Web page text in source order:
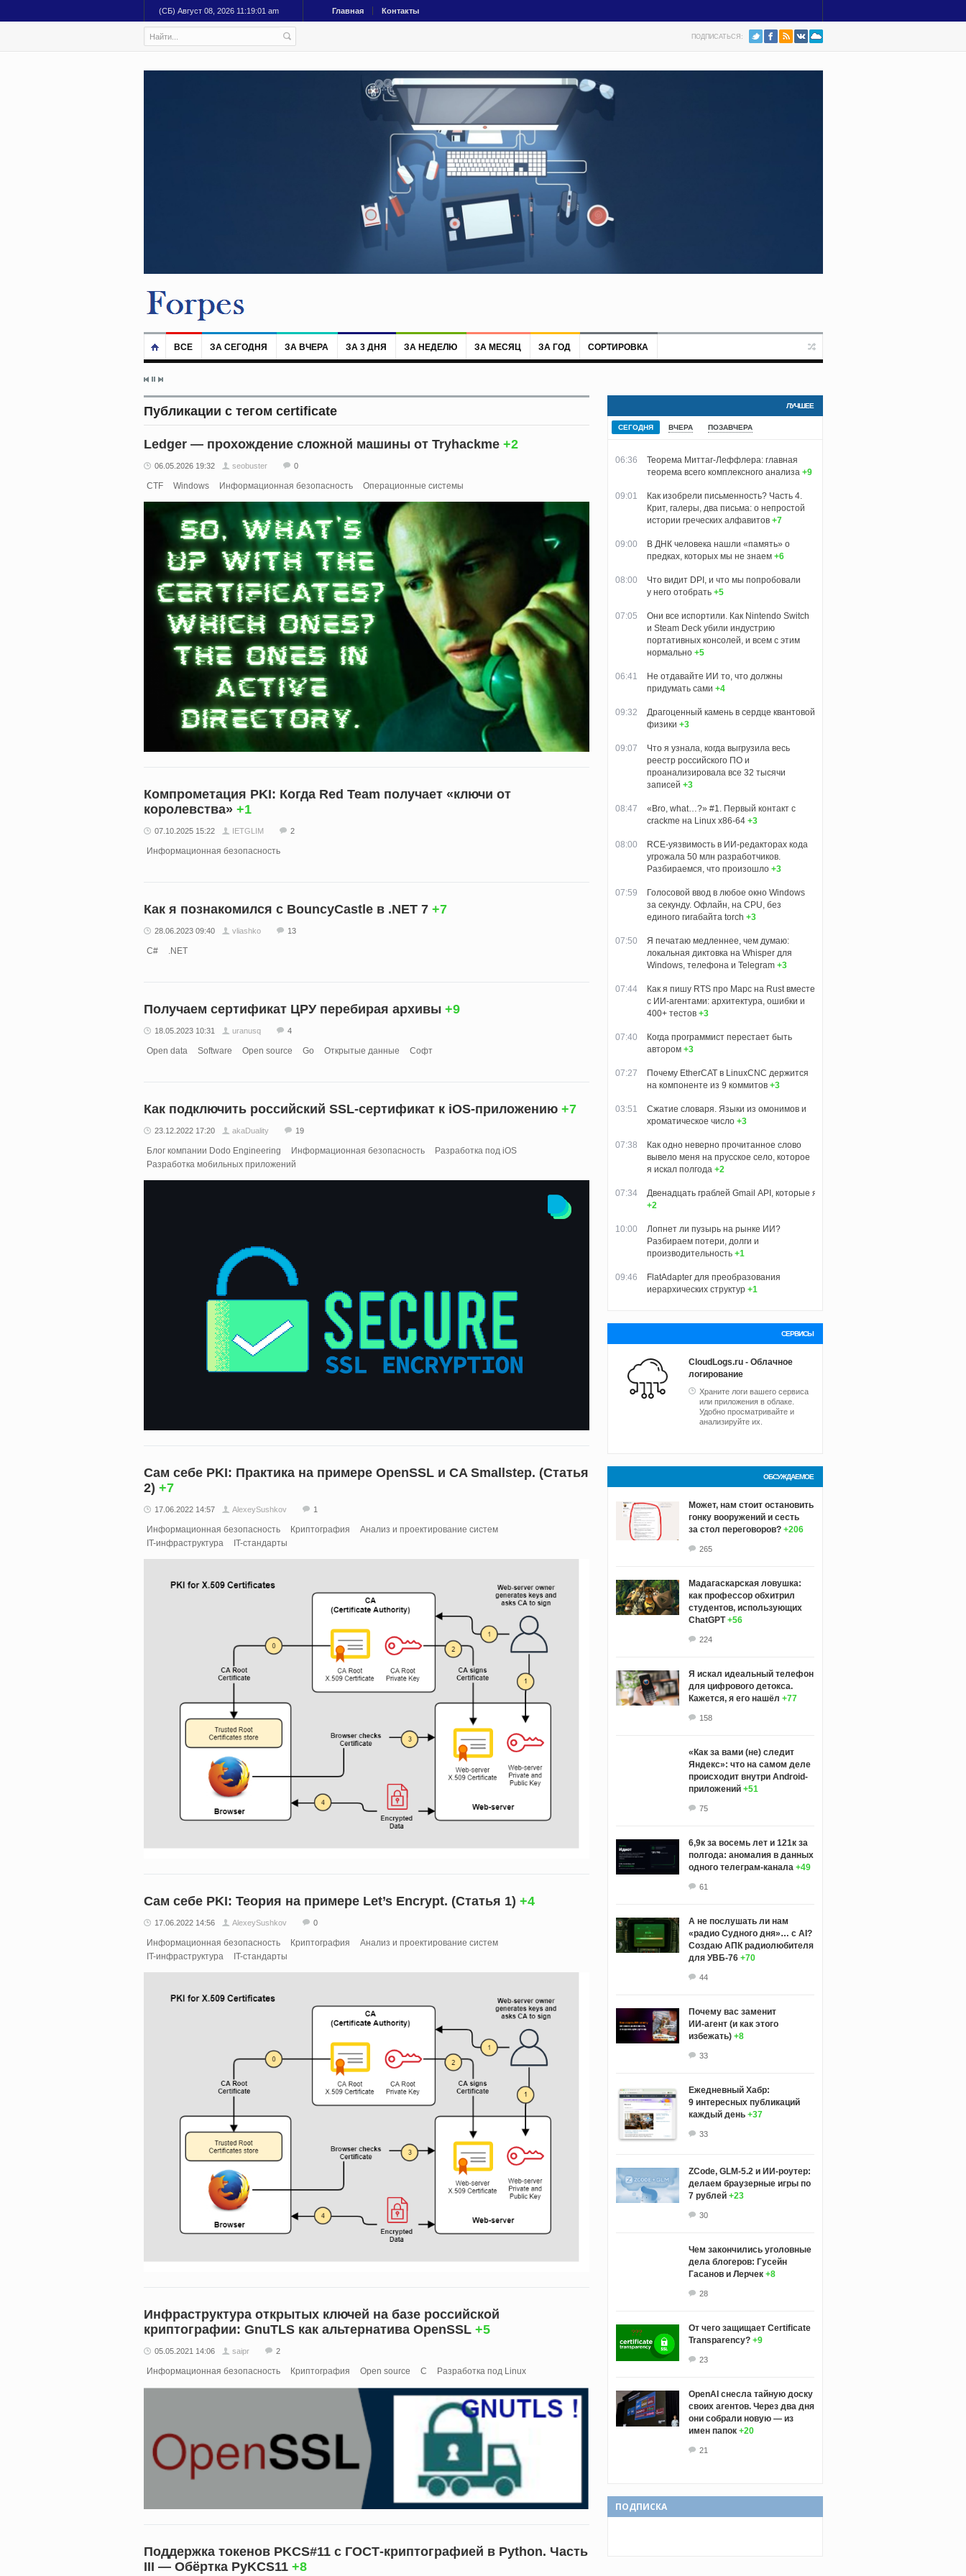
(СБ) Август 08, 2026 11:19:02 am Главная Контакты
ПОДПИСАТЬСЯ:
ВСЕ ЗА СЕГОДНЯ ЗА ВЧЕРА ЗА 3 ДНЯ ЗА НЕДЕЛЮ ЗА МЕСЯЦ ЗА ГОД СОРТИРОВКА
Публикации с тегом certificate
Ledger — прохождение сложной машины от Tryhackme +2
06.05.2026 19:32 seobuster 0
CTF Windows Информационная безопасность Операционные системы
Компрометация PKI: Когда Red Team получает «ключи от
королевства» +1
07.10.2025 15:22 IETGLIM 2
Информационная безопасность
Как я познакомился с BouncyCastle в .NET 7 +7
28.06.2023 09:40 vliashko 13
C# .NET
Получаем сертификат ЦРУ перебирая архивы +9
18.05.2023 10:31 uranusq 4
Open data Software Open source Go Открытые данные Софт
Как подключить российский SSL-сертификат к iOS-приложению +7
23.12.2022 17:20 akaDuality 19
Блог компании Dodo Engineering Информационная безопасность
Разработка под iOS
Разработка мобильных приложений
Сам себе PKI: Практика на примере OpenSSL и CA Smallstep. (Статья
2) +7
17.06.2022 14:57 AlexeySushkov 1
Информационная безопасность Криптография
Анализ и проектирование систем
IT-инфраструктура
IT-стандарты
Сам себе PKI: Теория на примере Let’s Encrypt. (Статья 1) +4
17.06.2022 14:56 AlexeySushkov 0
Информационная безопасность Криптография
Анализ и проектирование систем
IT-инфраструктура
IT-стандарты
Инфраструктура открытых ключей на базе российской
криптографии: GnuTLS как альтернатива OpenSSL +5
05.05.2021 14:06 saipr 2
Информационная безопасность Криптография Open source C Разработка под Linux
Поддержка токенов PKCS#11 с ГОСТ-криптографией в Python. Часть
III — Обёртка PyKCS11 +8
ЛУЧШЕЕ
СЕГОДНЯ ВЧЕРА ПОЗАВЧЕРА
06:36
Теорема Миттаг-Леффлера: главная
теорема всего комплексного анализа +9
09:01
Как изобрели письменность? Часть 4.
Крит, галеры, два письма: о непростой
истории греческих алфавитов +7
09:00
В ДНК человека нашли «память» о
предках, которых мы не знаем +6
08:00
Что видит DPI, и что мы попробовали
у него отобрать +5
07:05
Они все испортили. Как Nintendo Switch
и Steam Deck убили индустрию
портативных консолей, и всем с этим
нормально +5
06:41
Не отдавайте ИИ то, что должны
придумать сами +4
09:32
Драгоценный камень в сердце квантовой
физики +3
09:07
Что я узнала, когда выгрузила весь
реестр российского ПО и
проанализировала все 32 тысячи
записей +3
08:47
«Bro, what…?» #1. Первый контакт с
crackme на Linux x86-64 +3
08:00
RCE-уязвимость в ИИ-редакторах кода
угрожала 50 млн разработчиков.
Разбираемся, что произошло +3
07:59
Голосовой ввод в любое окно Windows
за секунду. Офлайн, на CPU, без
единого гигабайта torch +3
07:50
Я печатаю медленнее, чем думаю:
локальная диктовка на Whisper для
Windows, телефона и Telegram +3
07:44
Как я пишу RTS про Марс на Rust вместе
с ИИ-агентами: архитектура, ошибки и
400+ тестов +3
07:40
Когда программист перестает быть
автором +3
07:27
Почему EtherCAT в LinuxCNC держится
на компоненте из 9 коммитов +3
03:51
Сжатие словаря. Языки из омонимов и
хроматическое число +3
07:38
Как одно неверно прочитанное слово
вывело меня на прусское село, которое
я искал полгода +2
07:34
Двенадцать граблей Gmail API, которые я собрал, пока учил Claude
+2
10:00
Лопнет ли пузырь на рынке ИИ?
Разбираем потери, долги и
производительность +1
09:46
FlatAdapter для преобразования
иерархических структур +1
СЕРВИСЫ
CloudLogs.ru - Облачное
логирование
Храните логи вашего сервиса
или приложения в облаке.
Удобно просматривайте и
анализируйте их.
ОБСУЖДАЕМОЕ
Может, нам стоит остановить
гонку вооружений и сесть
за стол переговоров? +206
265
Мадагаскарская ловушка:
как профессор обхитрил
студентов, использующих
ChatGPT +56
224
Я искал идеальный телефон
для цифрового детокса.
Кажется, я его нашёл +77
158
«Как за вами (не) следит
Яндекс»: что на самом деле
происходит внутри Android-
приложений +51
75
6,9к за восемь лет и 121к за
полгода: аномалия в данных
одного телеграм-канала +49
61
А не послушать ли нам
«радио Судного дня»… с AI?
Создаю АПК радиолюбителя
для УВБ-76 +70
44
Почему вас заменит
ИИ‑агент (и как этого
избежать) +8
33
Ежедневный Хабр:
9 интересных публикаций
каждый день +37
33
ZCode, GLM-5.2 и ИИ-роутер:
делаем браузерные игры по
7 рублей +23
30
Чем закончились уголовные
дела блогеров: Гусейн
Гасанов и Лерчек +8
28
От чего защищает Certificate
Transparency? +9
23
OpenAI снесла тайную доску
своих агентов. Через два дня
они собрали новую — из
имен папок +20
21
ПОДПИСКА